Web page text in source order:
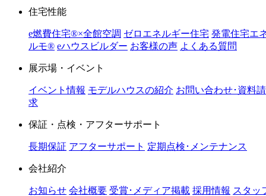
住宅性能
e燃費住宅®︎×全館空調 ゼロエネルギー住宅 発電住宅エ
ルモ®︎ eハウスビルダー お客様の声 よくある質問
展示場・イベント
イベント情報 モデルハウスの紹介 お問い合わせ･資料請
求
保証・点検・アフターサポート
長期保証 アフターサポート 定期点検･メンテナンス
会社紹介
お知らせ 会社概要 受賞･メディア掲載 採用情報 スタッ